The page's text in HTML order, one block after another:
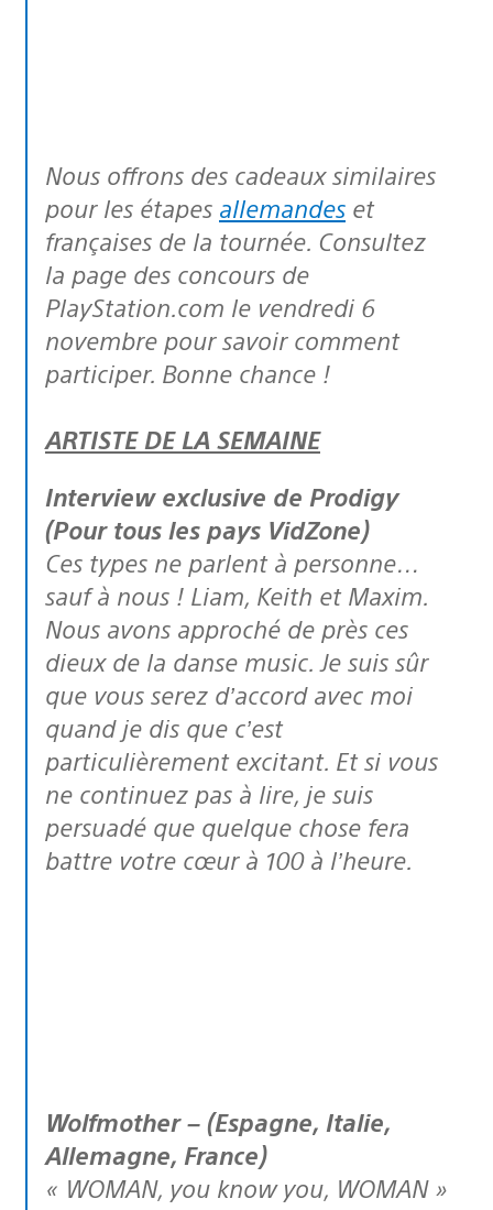
Nous offrons des cadeaux similaires
pour les étapes allemandes et
françaises de la tournée. Consultez
la page des concours de
PlayStation.com le vendredi 6
novembre pour savoir comment
participer. Bonne chance !
ARTISTE DE LA SEMAINE
Interview exclusive de Prodigy
(Pour tous les pays VidZone)
Ces types ne parlent à personne…
sauf à nous ! Liam, Keith et Maxim.
Nous avons approché de près ces
dieux de la danse music. Je suis sûr
que vous serez d’accord avec moi
quand je dis que c’est
particulièrement excitant. Et si vous
ne continuez pas à lire, je suis
persuadé que quelque chose fera
battre votre cœur à 100 à l’heure.
Wolfmother – (Espagne, Italie,
Allemagne, France)
« WOMAN, you know you, WOMAN »